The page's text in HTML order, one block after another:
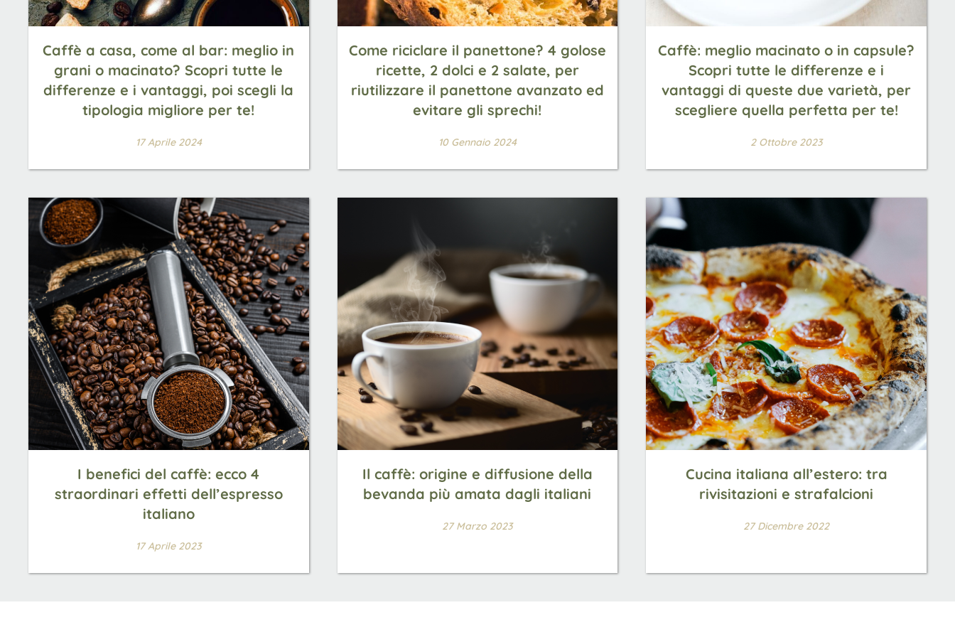
Caffè a casa, come al bar: meglio in
grani o macinato? Scopri tutte le
differenze e i vantaggi, poi scegli la
tipologia migliore per te!
17 Aprile 2024
Come riciclare il panettone? 4 golose
ricette, 2 dolci e 2 salate, per
riutilizzare il panettone avanzato ed
evitare gli sprechi!
10 Gennaio 2024
Caffè: meglio macinato o in capsule?
Scopri tutte le differenze e i
vantaggi di queste due varietà, per
scegliere quella perfetta per te!
2 Ottobre 2023
I benefici del caffè: ecco 4
straordinari effetti dell’espresso
italiano
17 Aprile 2023
Il caffè: origine e diffusione della
bevanda più amata dagli italiani
27 Marzo 2023
Cucina italiana all’estero: tra
rivisitazioni e strafalcioni
27 Dicembre 2022